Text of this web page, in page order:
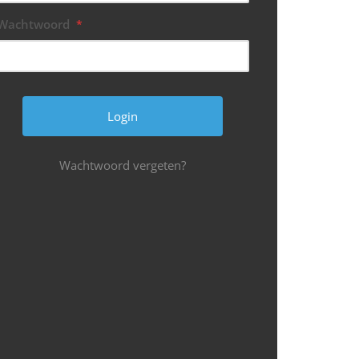
*
Wachtwoord vergeten?